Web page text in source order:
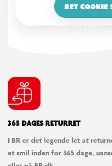
RET
365 DAGES RETURRET
I BR er det legende let at
et smil inden for 365 dage,